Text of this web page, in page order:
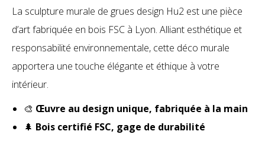
La sculpture murale de grues design Hu2 est une pièce
d’art fabriquée en bois FSC à Lyon. Alliant esthétique et
responsabilité environnementale, cette déco murale
apportera une touche élégante et éthique à votre
intérieur.
🎨 Œuvre au design unique, fabriquée à la main
🌲 Bois certifié FSC, gage de durabilité